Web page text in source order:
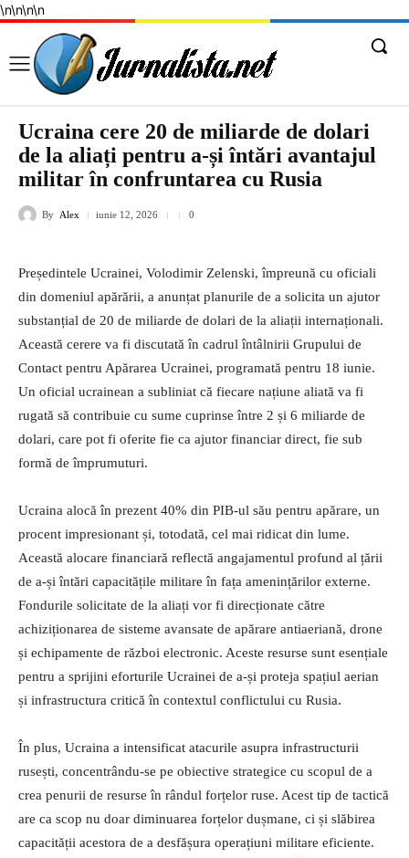
\n\n\n\n
Ucraina cere 20 de miliarde de dolari
de la aliați pentru a-și întări avantajul
militar în confruntarea cu Rusia
By Alex iunie 12, 2026 0
Președintele Ucrainei, Volodimir Zelenski, împreună cu oficiali
din domeniul apărării, a anunțat planurile de a solicita un ajutor
substanțial de 20 de miliarde de dolari de la aliații internaționali.
Această cerere va fi discutată în cadrul întâlnirii Grupului de
Contact pentru Apărarea Ucrainei, programată pentru 18 iunie.
Un oficial ucrainean a subliniat că fiecare națiune aliată va fi
rugată să contribuie cu sume cuprinse între 2 și 6 miliarde de
dolari, care pot fi oferite fie ca ajutor financiar direct, fie sub
formă de împrumuturi.
Ucraina alocă în prezent 40% din PIB-ul său pentru apărare, un
procent impresionant și, totodată, cel mai ridicat din lume.
Această alocare financiară reflectă angajamentul profund al țării
de a-și întări capacitățile militare în fața amenințărilor externe.
Fondurile solicitate de la aliați vor fi direcționate către
achiziționarea de sisteme avansate de apărare antiaeriană, drone
și echipamente de război electronic. Aceste resurse sunt esențiale
pentru a sprijini eforturile Ucrainei de a-și proteja spațiul aerian
și infrastructura critică în contextul conflictului cu Rusia.
În plus, Ucraina a intensificat atacurile asupra infrastructurii
rusești, concentrându-se pe obiective strategice cu scopul de a
crea penurii de resurse în rândul forțelor ruse. Acest tip de tactică
are ca scop nu doar diminuarea forțelor dușmane, ci și slăbirea
capacității acestora de a desfășura operațiuni militare eficiente.